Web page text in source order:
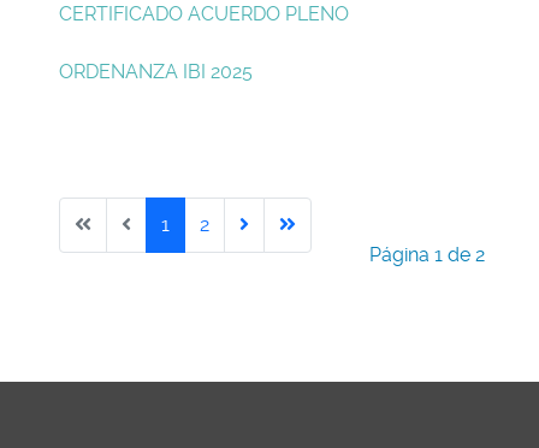
CERTIFICADO ACUERDO PLENO
ORDENANZA IBI 2025
Página 1 de 2
1 2